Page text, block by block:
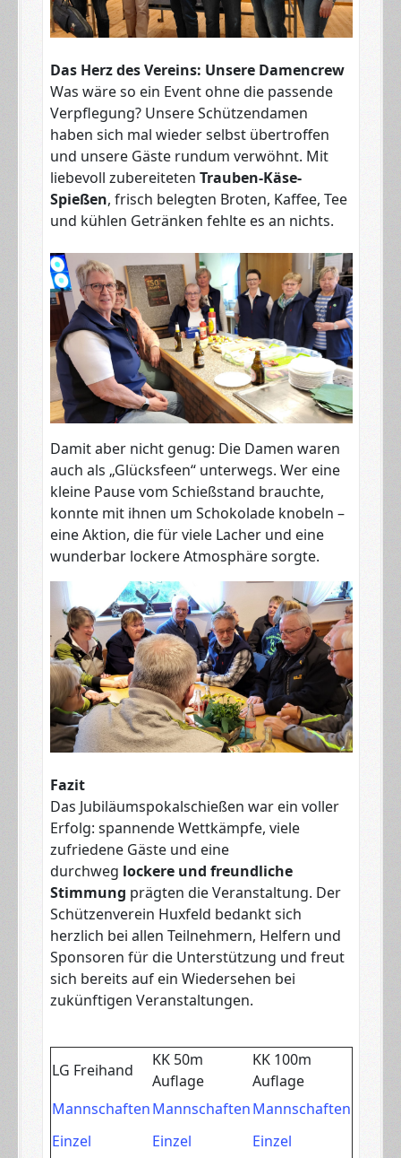
Das Herz des Vereins: Unsere Damencrew
Was wäre so ein Event ohne die passende
Verpflegung? Unsere Schützendamen
haben sich mal wieder selbst übertroffen
und unsere Gäste rundum verwöhnt. Mit
liebevoll zubereiteten Trauben-Käse-
Spießen, frisch belegten Broten, Kaffee, Tee
und kühlen Getränken fehlte es an nichts.
Damit aber nicht genug: Die Damen waren
auch als „Glücksfeen“ unterwegs. Wer eine
kleine Pause vom Schießstand brauchte,
konnte mit ihnen um Schokolade knobeln –
eine Aktion, die für viele Lacher und eine
wunderbar lockere Atmosphäre sorgte.
Fazit
Das Jubiläumspokalschießen war ein voller
Erfolg: spannende Wettkämpfe, viele
zufriedene Gäste und eine
durchweg lockere und freundliche
Stimmung prägten die Veranstaltung. Der
Schützenverein Huxfeld bedankt sich
herzlich bei allen Teilnehmern, Helfern und
Sponsoren für die Unterstützung und freut
sich bereits auf ein Wiedersehen bei
zukünftigen Veranstaltungen.
LG Freihand
KK 50m
Auflage
KK 100m
Auflage
MannschaftenMannschaftenMannschaften
Einzel
Einzel Einzel